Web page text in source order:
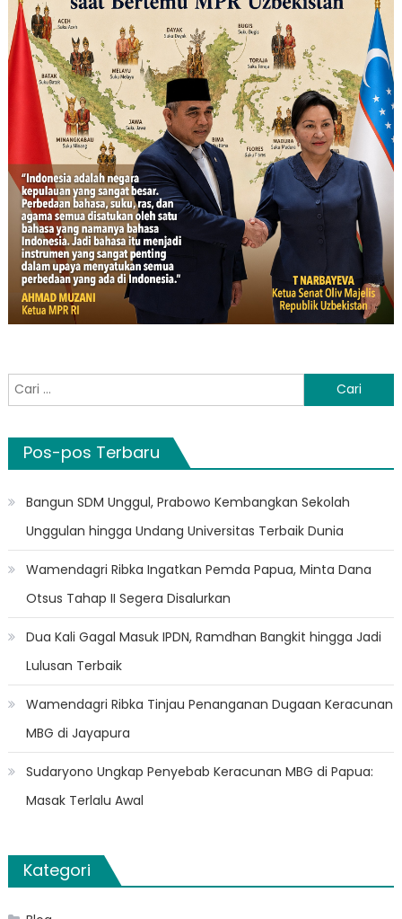
Cari
untuk:
Pos-pos Terbaru
Bangun SDM Unggul, Prabowo Kembangkan Sekolah
Unggulan hingga Undang Universitas Terbaik Dunia
Wamendagri Ribka Ingatkan Pemda Papua, Minta Dana
Otsus Tahap II Segera Disalurkan
Dua Kali Gagal Masuk IPDN, Ramdhan Bangkit hingga Jadi
Lulusan Terbaik
Wamendagri Ribka Tinjau Penanganan Dugaan Keracunan
MBG di Jayapura
Sudaryono Ungkap Penyebab Keracunan MBG di Papua:
Masak Terlalu Awal
Kategori